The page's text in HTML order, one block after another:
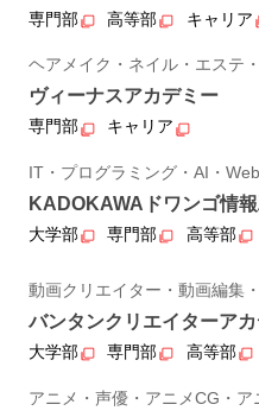
専門部 高等部 キャリア
ヘアメイク・ネイル・エステ
ヴィーナスアカデミー
専門部 キャリア
IT・プログラミング・AI・Web
KADOKAWAドワンゴ情
大学部 専門部 高等部
動画クリエイター・動画編集
バンタンクリエイターア
大学部 専門部 高等部
アニメ・声優・アニメCG・ア